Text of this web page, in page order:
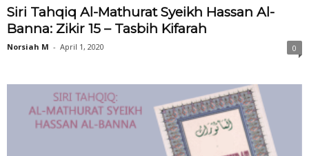
Siri Tahqiq Al-Mathurat Syeikh Hassan Al-
Banna: Zikir 15 – Tasbih Kifarah
Norsiah M - April 1, 2020 0